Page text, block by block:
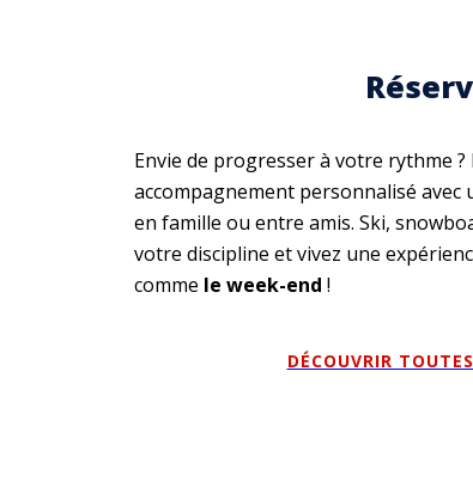
Envie de progresser à votre rythme ?
accompagnement personnalisé avec
en famille ou entre amis. Ski,
votre discipline et vivez une
comme le week-end !
DÉCOUVRIR